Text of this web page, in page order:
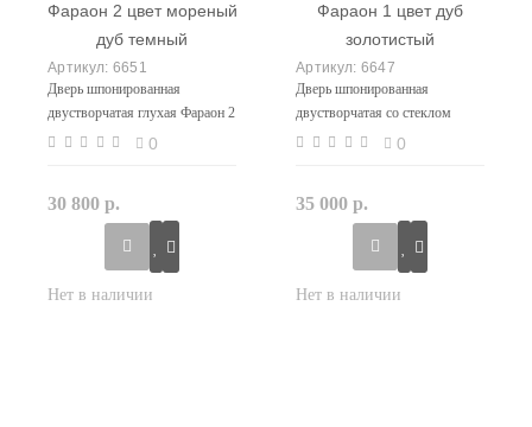
6651
Дверь шпонированная
двустворчатая глухая Фараон 2
цвет мореный дуб темный
0
30 800 р.
6647
Дверь шпонированная
двустворчатая со стеклом
Фараон 1 цвет дуб золотистый
0
35 000 р.